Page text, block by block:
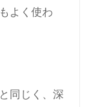
よく使わ
同じく、深